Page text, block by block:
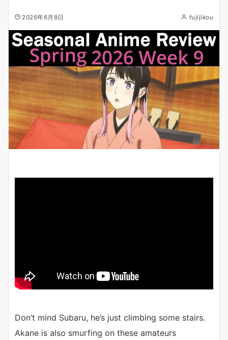
2026年6月8日 fujijikou
Don’t mind Subaru, he’s just climbing some stairs.
Akane is also smurfing on these amateurs